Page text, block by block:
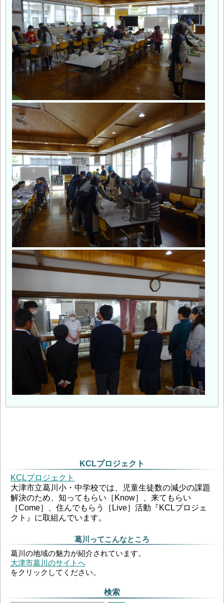
KCLプロジェクト
KCLプロジェクト
大津市立葛川小・中学校では、児童生徒数の減少の課題
解決のため、知ってもらい［Know］、来てもらい
［Come］、住んでもらう［Live］活動『KCLプロジェ
クト』に取組んでいます。
葛川ってこんなところ
葛川の地域の魅力が紹介されています。
大津市葛川のサイトへ
をクリックしてください。
検索